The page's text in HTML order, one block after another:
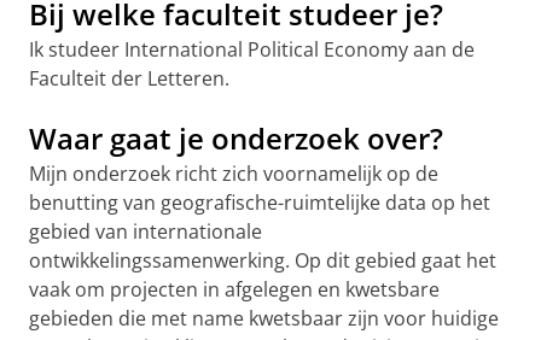
Bij welke faculteit studeer je?
Ik studeer International Political Economy aan de
Faculteit der Letteren.
Waar gaat je onderzoek over?
Mijn onderzoek richt zich voornamelijk op de
benutting van geografische-ruimtelijke data op het
gebied van internationale
ontwikkelingssamenwerking. Op dit gebied gaat het
vaak om projecten in afgelegen en kwetsbare
gebieden die met name kwetsbaar zijn voor huidige